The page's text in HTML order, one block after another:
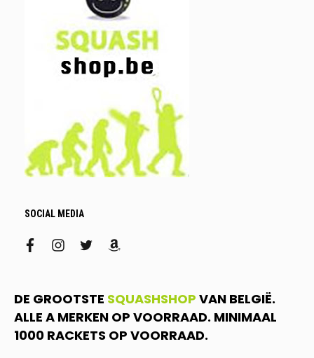
SOCIAL MEDIA
facebookinstagram
twitteramazon
DE GROOTSTE SQUASHSHOP VAN BELGIË.
ALLE A MERKEN OP VOORRAAD. MINIMAAL
1000 RACKETS OP VOORRAAD.